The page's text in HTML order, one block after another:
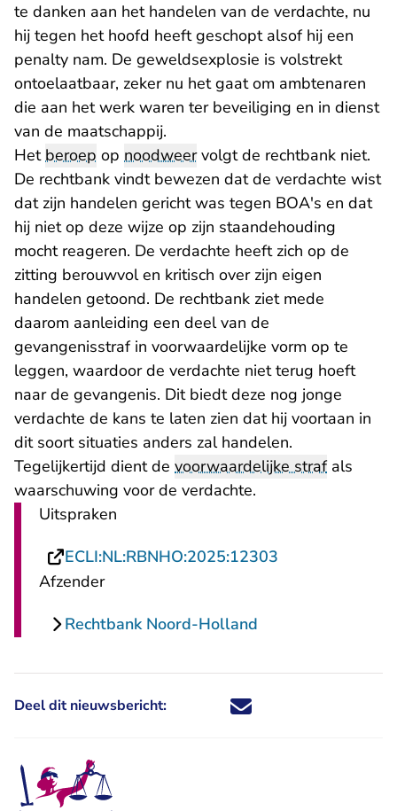
te danken aan het handelen van de verdachte, nu
hij tegen het hoofd heeft geschopt alsof hij een
penalty nam. De geweldsexplosie is volstrekt
ontoelaatbaar, zeker nu het gaat om ambtenaren
die aan het werk waren ter beveiliging en in dienst
van de maatschappij.
Hetberoep op noodweervolgt de rechtbank niet.
De rechtbank vindt bewezen dat de verdachte wist
dat zijn handelen gericht was tegen BOA's en dat
hij niet op deze wijze op zijn staandehouding
mocht reageren. De verdachte heeft zich op de
zitting berouwvol en kritisch over zijn eigen
handelen getoond. De rechtbank ziet mede
daarom aanleiding een deel van de
gevangenisstraf in voorwaardelijke vorm op te
leggen, waardoor de verdachte niet terug hoeft
naar de gevangenis. Dit biedt deze nog jonge
verdachte de kans te laten zien dat hij voortaan in
dit soort situaties anders zal handelen.
Tegelijkertijd dient de voorwaardelijke strafals
waarschuwing voor de verdachte.
Uitspraken
ECLI:NL:RBNHO:2025:12303
Afzender
Rechtbank Noord-Holland
Deel dit nieuwsbericht: Deel dit nieuwsbericht via X -
Deel dit nieuwsbericht via
Deel dit nieuwsbericht
Deel dit